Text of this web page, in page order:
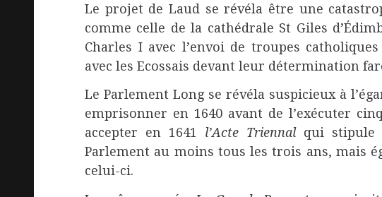
Le projet de Laud se révéla être une
comme celle de la cathédrale St Giles
Charles I avec l’envoi de troupes
avec les Ecossais devant leur détermination
Le Parlement Long se révéla suspicieux à
emprisonner en 1640 avant de l’exécuter
accepter en 1641 l’Acte Triennalqui stipule
Parlement au moins tous les trois ans, mais
celui-ci.